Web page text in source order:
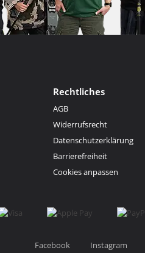
Rechtliches
AGB
Widerrufsrecht
Datenschutzerklärung
Barrierefreiheit
Cookies anpassen
Facebook Instagram